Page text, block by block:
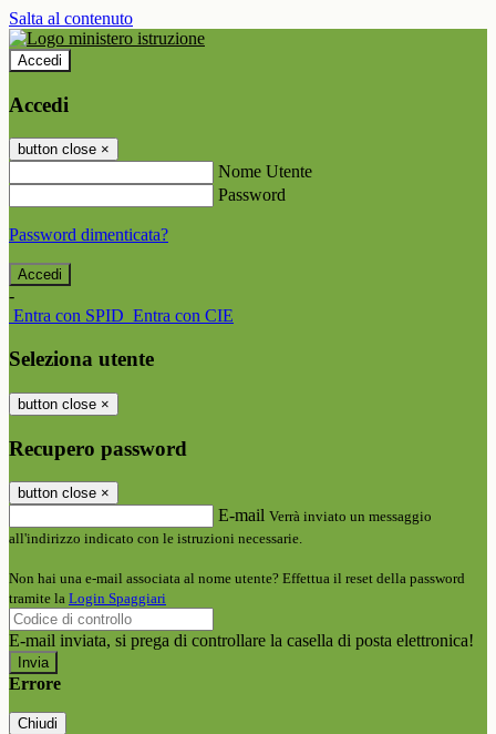
Salta al contenuto
Accedi
Accedi
button close ×
Nome Utente
Password
Password dimenticata?
-
Entra con SPID Entra con CIE
Seleziona utente
button close ×
Recupero password
button close ×
E-mail Verrà inviato un messaggio
all'indirizzo indicato con le istruzioni necessarie.
Non hai una e-mail associata al nome utente? Effettua il reset della password
tramite la Login Spaggiari
E-mail inviata, si prega di controllare la casella di posta elettronica!
Errore
Chiudi